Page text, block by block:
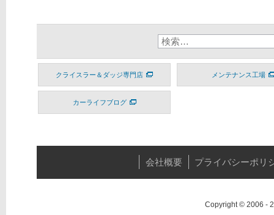
クライスラー＆ダッジ専門店 メンテナンス工場
カーライフブログ
会社概要 プライバシーポリ
Copyright © 2006 -